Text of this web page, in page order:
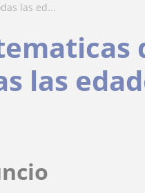
las ed...
las